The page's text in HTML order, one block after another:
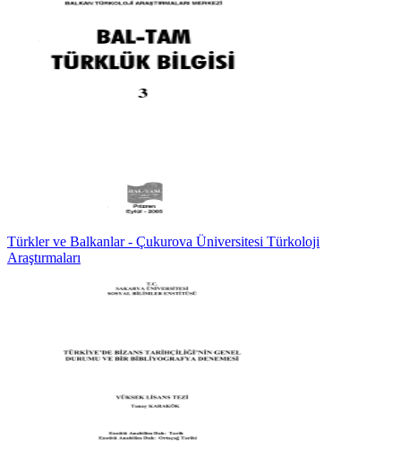
Türkler ve Balkanlar - Çukurova Üniversitesi Türkoloji
Araştırmaları